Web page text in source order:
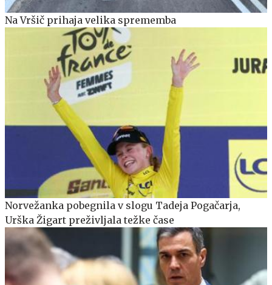
Na Vršič prihaja velika sprememba
Norvežanka pobegnila v slogu Tadeja Pogačarja,
Urška Žigart preživljala težke čase